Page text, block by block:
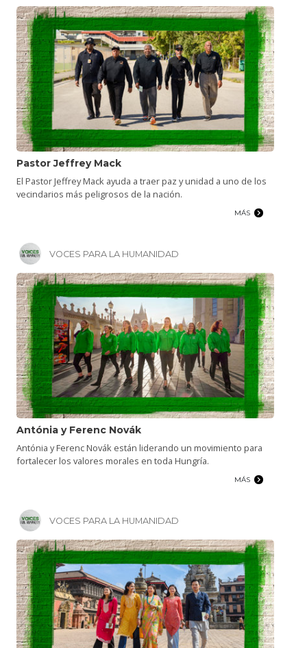
Pastor Jeffrey Mack
El Pastor Jeffrey Mack ayuda a traer paz y unidad a uno de los
vecindarios más peligrosos de la nación.
MÁS
VOCES PARA LA HUMANIDAD
Antónia y Ferenc Novák
Antónia y Ferenc Novák están liderando un movimiento para
fortalecer los valores morales en toda Hungría.
MÁS
VOCES PARA LA HUMANIDAD